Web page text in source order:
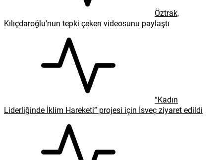
Öztrak,
Kılıçdaroğlu’nun tepki çeken videosunu paylaştı
“Kadın
Liderliğinde İklim Hareketi” projesi için İsveç ziyaret edildi